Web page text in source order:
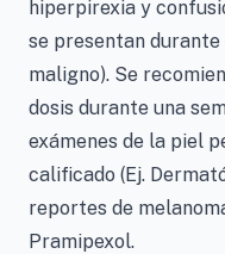
hiperpirexia y
se presentan
maligno). Se
dosis durante una
exámenes de la piel
calificado (Ej.
reportes de
Pramipexol.